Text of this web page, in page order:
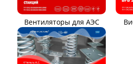
Вентилятор ВР131-12